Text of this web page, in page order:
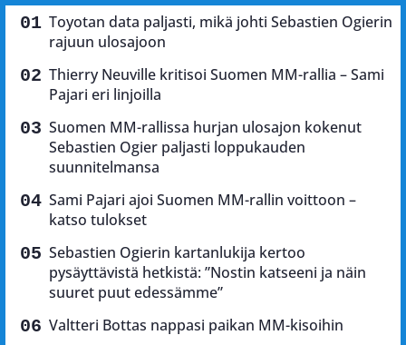
Toyotan data paljasti, mikä johti Sebastien Ogierin
rajuun ulosajoon
Thierry Neuville kritisoi Suomen MM-rallia – Sami
Pajari eri linjoilla
Suomen MM-rallissa hurjan ulosajon kokenut
Sebastien Ogier paljasti loppukauden
suunnitelmansa
Sami Pajari ajoi Suomen MM-rallin voittoon –
katso tulokset
Sebastien Ogierin kartanlukija kertoo
pysäyttävistä hetkistä: ”Nostin katseeni ja näin
suuret puut edessämme”
Valtteri Bottas nappasi paikan MM-kisoihin